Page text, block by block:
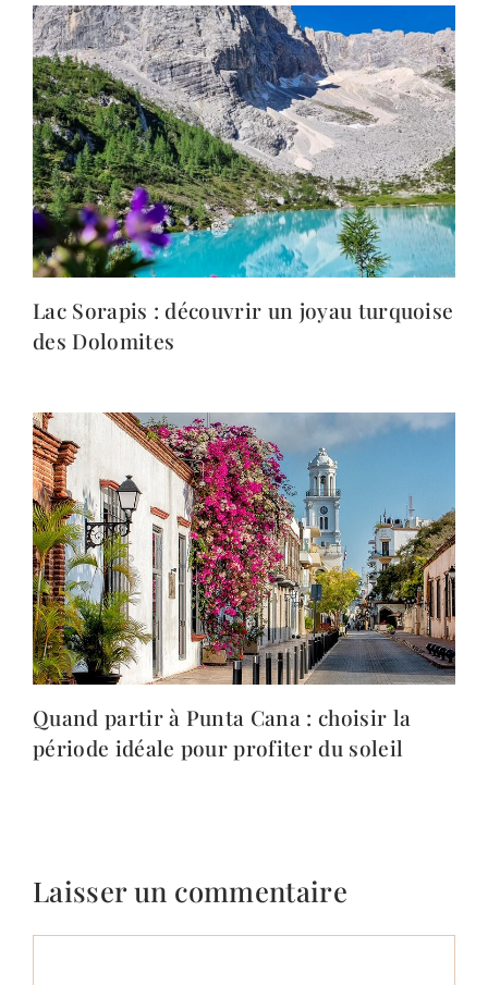
Lac Sorapis : découvrir un joyau turquoise
des Dolomites
Quand partir à Punta Cana : choisir la
période idéale pour profiter du soleil
Laisser un commentaire